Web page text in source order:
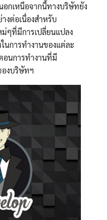
กเหนือจากนี้ทางบริษัทยัง
งต่อเนื่องสำหรับ
ๆที่มีการเปลี่ยนแปลง
นการทำงานของแต่ละ
อนการทำงานที่มี
งบริษัทฯ